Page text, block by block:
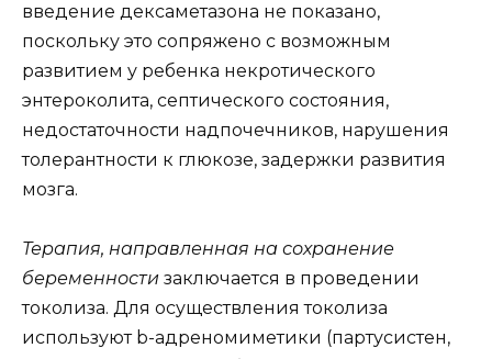
введение дексаметазона не показано,
поскольку это сопряжено с возможным
развитием у ребенка некротического
энтероколита, септического состояния,
недостаточности надпочечников, нарушения
толерантности к глюкозе, задержки развития
мозга.
Терапия, направленная на сохранение
беременности заключается в проведении
токолиза. Для осуществления токолиза
используют b-адреномиметики (партусистен,